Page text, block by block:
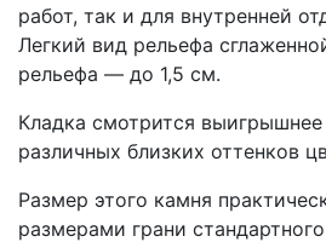
работ, так и для внутренней
Легкий вид рельефа
рельефа — до 1,5 см.
Кладка смотрится
различных близких оттенков
Размер этого камня
размерами грани